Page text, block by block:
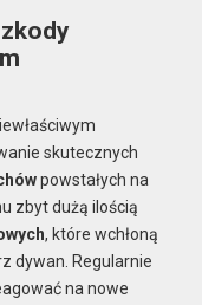
skutecznych
powstałych na
zbyt dużą ilością
, które wchłoną
dywan. Regularnie
na nowe